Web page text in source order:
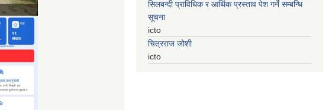
सिलबन्दी प्राविधिक र आर्थिक प्रस्ताव पेश गर्ने सम्बन्धि
सूचना
icto
चित्रराज जोशी
icto